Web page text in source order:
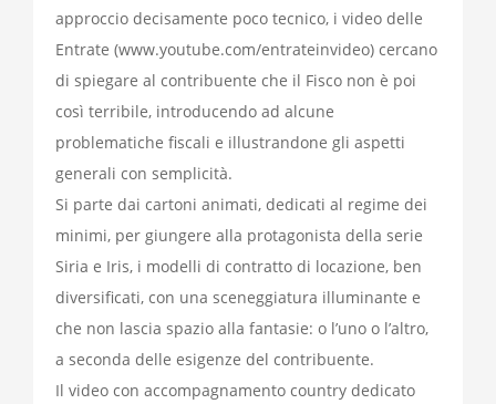
approccio decisamente poco tecnico, i video delle
Entrate (www.youtube.com/entrateinvideo) cercano
di spiegare al contribuente che il Fisco non è poi
così terribile, introducendo ad alcune
problematiche fiscali e illustrandone gli aspetti
generali con semplicità.
Si parte dai cartoni animati, dedicati al regime dei
minimi, per giungere alla protagonista della serie
Siria e Iris, i modelli di contratto di locazione, ben
diversificati, con una sceneggiatura illuminante e
che non lascia spazio alla fantasie: o l’uno o l’altro,
a seconda delle esigenze del contribuente.
Il video con accompagnamento country dedicato